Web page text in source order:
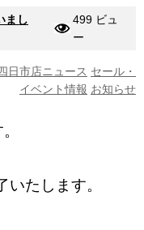
まし
499 ビュ
ー
日市店ニュース セール・
イベント情報 お知らせ
たします。